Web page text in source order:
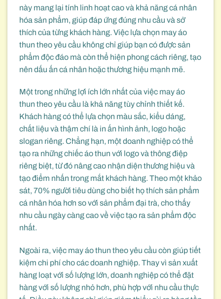
này mang lại tính linh hoạt cao và khả năng cá nhân
hóa sản phẩm, giúp đáp ứng đúng nhu cầu và sở
thích của từng khách hàng. Việc lựa chọn may áo
thun theo yêu cầu không chỉ giúp bạn có được sản
phẩm độc đáo mà còn thể hiện phong cách riêng, tạo
nên dấu ấn cá nhân hoặc thương hiệu mạnh mẽ.
Một trong những lợi ích lớn nhất của việc may áo
thun theo yêu cầu là khả năng tùy chỉnh thiết kế.
Khách hàng có thể lựa chọn màu sắc, kiểu dáng,
chất liệu và thậm chí là in ấn hình ảnh, logo hoặc
slogan riêng. Chẳng hạn, một doanh nghiệp có thể
tạo ra những chiếc áo thun với logo và thông điệp
riêng biệt, từ đó nâng cao nhận diện thương hiệu và
tạo điểm nhấn trong mắt khách hàng. Theo một khảo
sát, 70% người tiêu dùng cho biết họ thích sản phẩm
cá nhân hóa hơn so với sản phẩm đại trà, cho thấy
nhu cầu ngày càng cao về việc tạo ra sản phẩm độc
nhất.
Ngoài ra, việc may áo thun theo yêu cầu còn giúp tiết
kiệm chi phí cho các doanh nghiệp. Thay vì sản xuất
hàng loạt với số lượng lớn, doanh nghiệp có thể đặt
hàng với số lượng nhỏ hơn, phù hợp với nhu cầu thực